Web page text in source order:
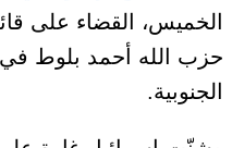
الخميس، القضاء على
حزب الله أحمد بلوط
الجنوبية.